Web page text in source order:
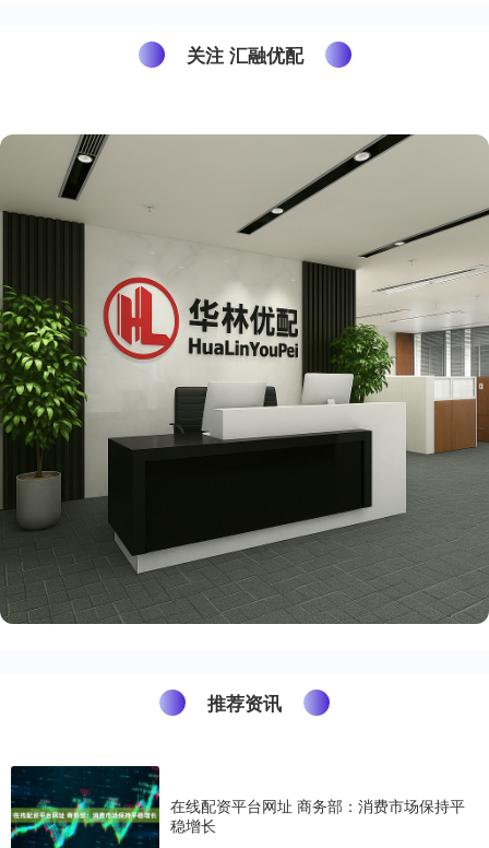
关注 汇融优配
推荐资讯
在线配资平台网址 商务部：消费市场保持平
稳增长